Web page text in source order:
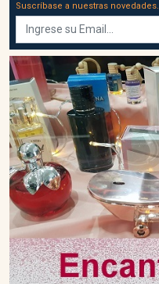
Suscríbase a nuestras novedades.